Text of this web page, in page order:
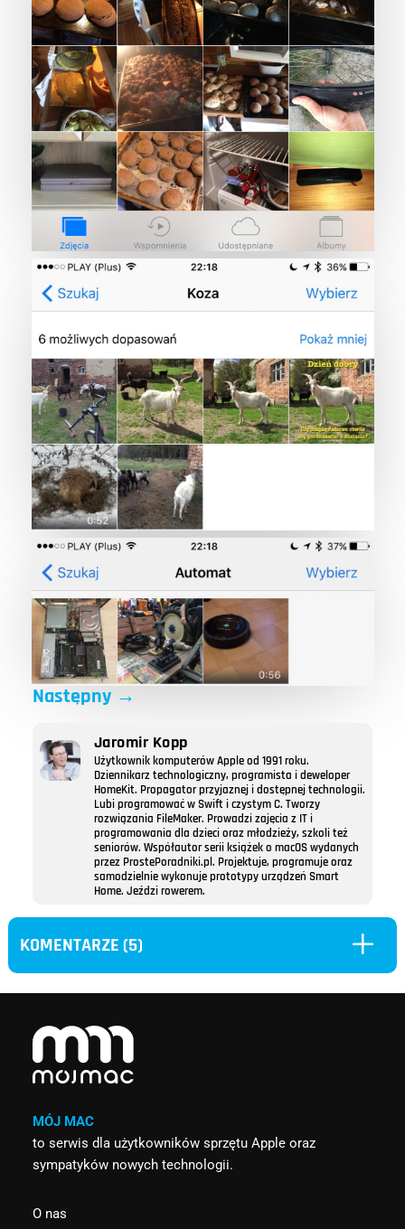
Następny→
Jaromir Kopp
Użytkownik komputerów Apple od 1991 roku.
Dziennikarz technologiczny, programista i deweloper
HomeKit. Propagator przyjaznej i dostępnej technologii.
Lubi programować w Swift i czystym C. Tworzy
rozwiązania FileMaker. Prowadzi zajęcia z IT i
programowania dla dzieci oraz młodzieży, szkoli też
seniorów. Współautor serii książek o macOS wydanych
przez ProstePoradniki.pl. Projektuje, programuje oraz
samodzielnie wykonuje prototypy urządzeń Smart
Home. Jeździ rowerem.
KOMENTARZE (5) L
MÓJ MAC
to serwis dla użytkowników sprzętu Apple oraz
sympatyków nowych technologii.
O nas